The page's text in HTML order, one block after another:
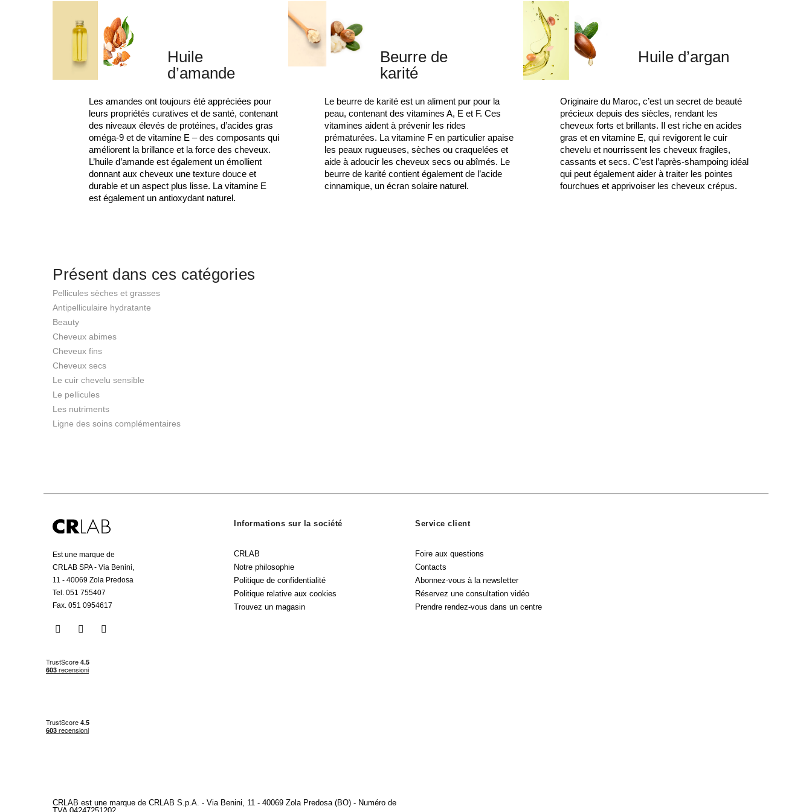
Huile
d’amande
Les amandes ont toujours été appréciées pour
leurs propriétés curatives et de santé, contenant
des niveaux élevés de protéines, d’acides gras
oméga-9 et de vitamine E – des composants qui
améliorent la brillance et la force des cheveux.
L’huile d’amande est également un émollient
donnant aux cheveux une texture douce et
durable et un aspect plus lisse. La vitamine E
est également un antioxydant naturel.
Beurre de
karité
Le beurre de karité est un aliment pur pour la
peau, contenant des vitamines A, E et F. Ces
vitamines aident à prévenir les rides
prématurées. La vitamine F en particulier apaise
les peaux rugueuses, sèches ou craquelées et
aide à adoucir les cheveux secs ou abîmés. Le
beurre de karité contient également de l’acide
cinnamique, un écran solaire naturel.
Huile d’argan
Originaire du Maroc, c’est un secret de beauté
précieux depuis des siècles, rendant les
cheveux forts et brillants. Il est riche en acides
gras et en vitamine E, qui revigorent le cuir
chevelu et nourrissent les cheveux fragiles,
cassants et secs. C’est l’après-shampoing idéal
qui peut également aider à traiter les pointes
fourchues et apprivoiser les cheveux crépus.
Présent dans ces catégories
Pellicules sèches et grasses
Antipelliculaire hydratante
Beauty
Cheveux abimes
Cheveux fins
Cheveux secs
Le cuir chevelu sensible
Le pellicules
Les nutriments
Ligne des soins complémentaires
Est une marque de
CRLAB SPA - Via Benini,
11 - 40069 Zola Predosa
Tel. 051 755407
Fax. 051 0954617
Informations sur la société
CRLAB
Notre philosophie
Politique de confidentialité
Politique relative aux cookies
Trouvez un magasin
Service client
Foire aux questions
Contacts
Abonnez-vous à la newsletter
Réservez une consultation vidéo
Prendre rendez-vous dans un centre
CRLAB est une marque de CRLAB S.p.A. - Via Benini, 11 - 40069 Zola Predosa (BO) - Numéro de